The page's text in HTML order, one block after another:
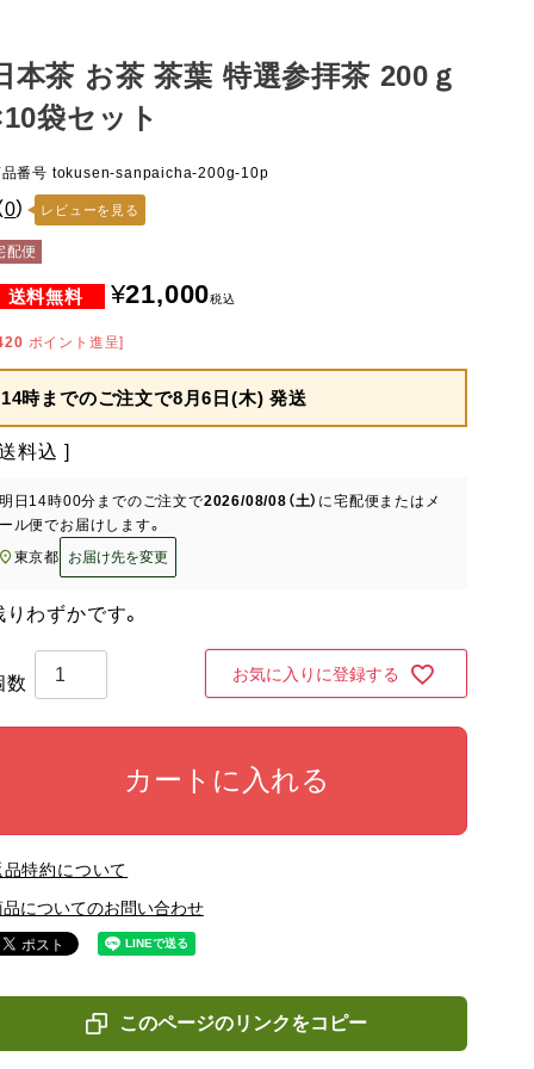
本茶 お茶 茶葉 特選参拝茶 200ｇ
袋セット
番号 tokusen-sanpaicha-200g-10p
0） レビューを見る
配便
¥21,000税込
ポイント進呈]
14時までのご注文で8月6日(木) 発送
料込
日 14時00分 までのご注文で2026/08/08（土） に宅配便またはメ
ル便でお届けします。
東京都
お届け先を変更
りわずかです。
お気に入りに登録する
カートに入れる
品特約について
品についてのお問い合わせ
このページのリンクをコピー